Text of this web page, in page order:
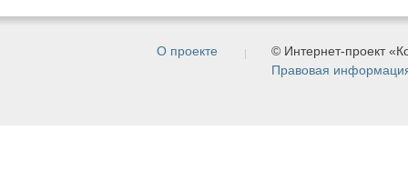
О проекте
© Интернет-проект
Правовая